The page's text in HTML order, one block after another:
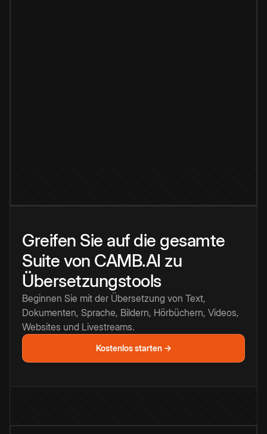
Greifen Sie auf die gesamte
Suite von CAMB.AI zu
Übersetzungstools
Beginnen Sie mit der Übersetzung von Text,
Dokumenten, Sprache, Bildern, Hörbüchern, Videos,
Websites und Livestreams.
Kostenlos starten →